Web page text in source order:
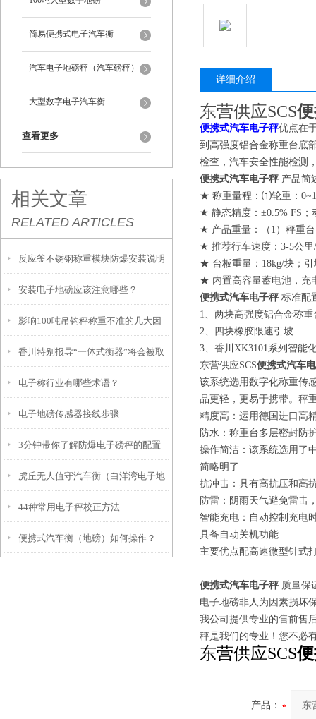
简易便携式电子汽车衡
汽车电子地磅秤（汽车磅秤）
大型数字电子汽车衡
查看更多
相关文章
RELATED ARTICLES
反应釜不锈钢称重模块防爆安装说明
安装电子地磅应该注意哪些？
影响100吨吊钩秤称重不准的几大因
素
香川特别报导“一体式衡器”将会被取
代
电子称行业有哪些术语？
电子地磅传感器接线步骤
3分钟带你了解防爆电子磅秤的配置
及适用范围
虎丘无人值守汽车衡（白洋湾电子地
磅）相城电子汽车衡维修
44种常用电子秤校正方法
便携式汽车衡（地磅）如何操作？
详细介绍
东营供应SCS
便携式汽车电子秤优点在
到高强度铝合金称重台底
检查，汽车安全性能检测
便携式汽车电子秤 产品简
★ 称重量程：⑴轮重：
★ 静态精度：±0.5% FS；
★ 产品重量：（1）秤重
★ 推荐行车速度：3-5公里
★ 台板重量：18kg/块；引
★ 内置高容量蓄电池，充
便携式汽车电子秤 标准配
1、两块高强度铝合金称重
2、四块橡胶限速引坡
3、香川XK3101系列智能
东营供应SCS便携式汽车
该系统选用数字化称重传
品更轻，更易于携带。秤
精度高：运用德国进口高
防水：称重台多层密封防
操作简洁：该系统选用了
简略明了
抗冲击：具有高抗压和高
防雷：阴雨天气避免雷击
智能充电：自动控制充电
具备自动关机功能
主要优点配高速微型针式
便携式汽车电子秤 质量保
电子地磅非人为因素损坏
我公司提供专业的售前售
秤是我们的专业！您不必
东营供应SCS
产品：